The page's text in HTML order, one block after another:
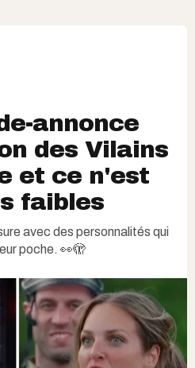
annonce
des Vilains
et ce n'est
faibles
avec des personnalités qui
poche. 👀🫣